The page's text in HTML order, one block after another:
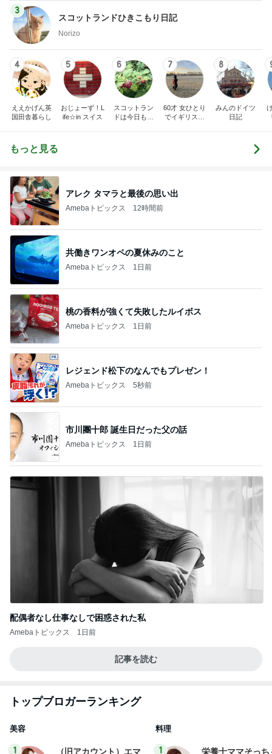
3
スコットランドひきこもり日記
Norizo
4
ええかげん英
国田舎暮らし
5
おじょーず！L
ife☆in スイス
6
スコットラン
ドは今日も曇
7
60才 女ひとり
でイギリスに
8
みんのドイツ
日記
もっと見る
アレク タマラと最後の思い出
Amebaトピックス 12時間前
共働きワンオペの夏休みのこと
Amebaトピックス 1日前
桃の香料が強くて失敗したルイボス
Amebaトピックス 1日前
レジェンド松下のなんでもプレゼン！
Amebaトピックス 5秒前
市川團十郎 誕生日だった父の話
Amebaトピックス 1日前
配偶者なし仕事なしで困惑された私
Amebaトピックス 1日前
記事を読む
トップブロガーランキング
美容
1
（旧アカウント）エマ
料理
1
栄養士ママそっち